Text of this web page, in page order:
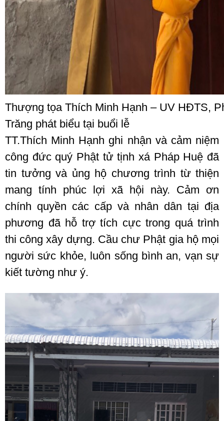
Thượng tọa Thích Minh Hạnh – UV HĐTS,
Trăng phát biểu tại buổi lễ
TT.Thích Minh Hạnh ghi nhận và cảm niệm
công đức quý Phật tử tịnh xá Pháp Huệ đã
tin tưởng và ủng hộ chương trình từ thiện
mang tính phúc lợi xã hội này. Cảm ơn
chính quyền các cấp và nhân dân tại địa
phương đã hỗ trợ tích cực trong quá trình
thi công xây dựng. Cầu chư Phật gia hộ mọi
người sức khỏe, luôn sống bình an, vạn sự
kiết tường như ý.